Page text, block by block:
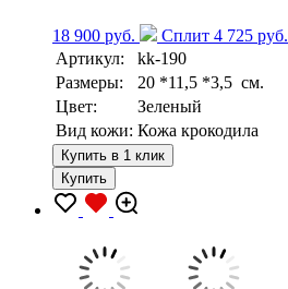
18 900 руб.
Сплит 4 725 руб.
Артикул:
kk-190
Размеры:
20 *11,5 *3,5 см.
Цвет:
Зеленый
Вид кожи: Кожа крокодила
Купить в 1 клик
Купить